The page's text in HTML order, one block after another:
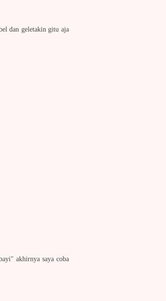
dan geletakin gitu aja
akhirnya saya coba